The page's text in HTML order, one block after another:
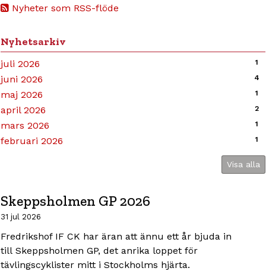
Nyheter som RSS-flöde
Nyhetsarkiv
juli 2026 1
juni 2026 4
maj 2026 1
april 2026 2
mars 2026 1
februari 2026 1
Visa alla
Skeppsholmen GP 2026
31 jul 2026
Fredrikshof IF CK har äran att ännu ett år bjuda in
till Skeppsholmen GP, det anrika loppet för
tävlingscyklister mitt i Stockholms hjärta.